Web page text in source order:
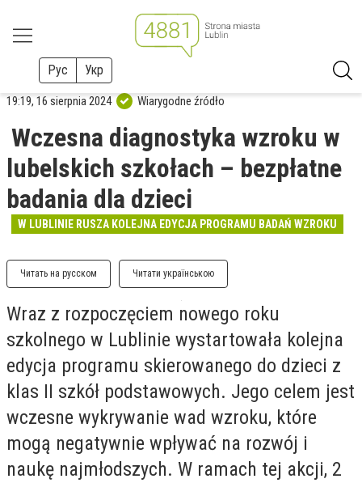
Рус Укр
19:19, 16 sierpnia 2024 Wiarygodne źródło
Wczesna diagnostyka wzroku w
lubelskich szkołach – bezpłatne
badania dla dzieci
W LUBLINIE RUSZA KOLEJNA EDYCJA PROGRAMU BADAŃ WZROKU
Читать на русском Читати українською
Wraz z rozpoczęciem nowego roku
szkolnego w Lublinie wystartowała kolejna
edycja programu skierowanego do dzieci z
klas II szkół podstawowych. Jego celem jest
wczesne wykrywanie wad wzroku, które
mogą negatywnie wpływać na rozwój i
naukę najmłodszych. W ramach tej akcji, 2